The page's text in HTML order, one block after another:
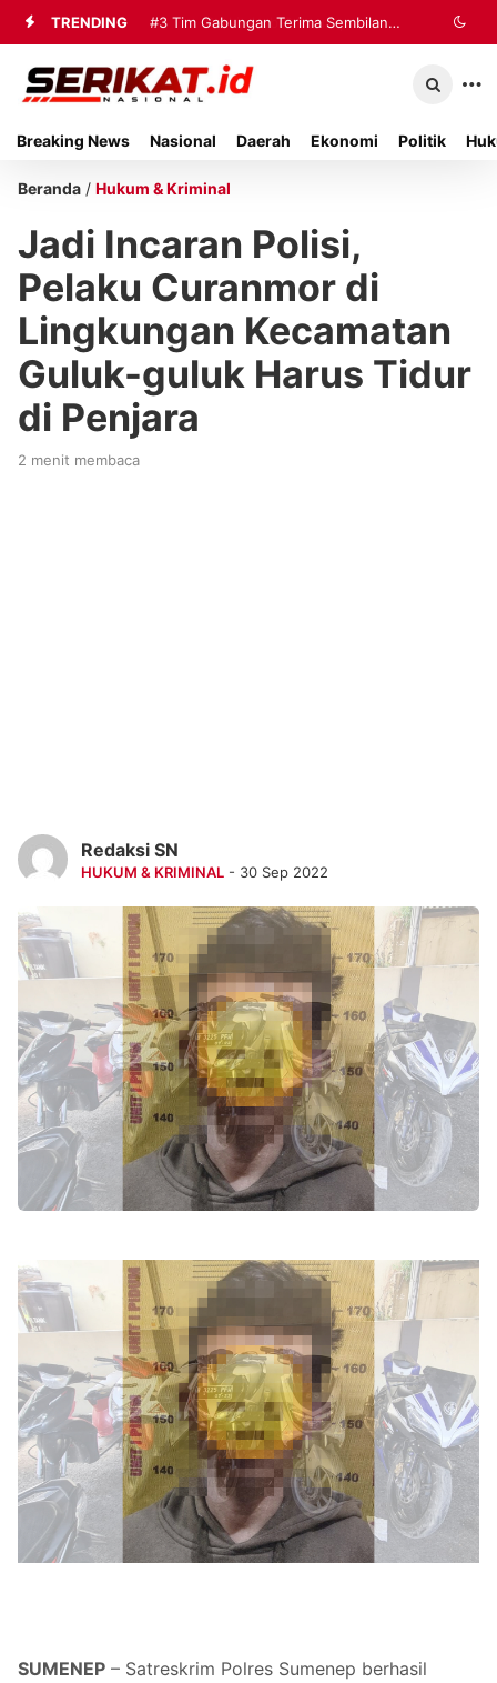
TRENDING #3 Tim Gabungan Terima Sembilan
Korban Evakuasi KM Mutiara Sentosa
Breaking News Nasional Daerah Ekonomi Politik
Beranda / Hukum & Kriminal
Jadi Incaran Polisi,
Pelaku Curanmor di
Lingkungan Kecamatan
Guluk-guluk Harus Tidur
di Penjara
2 menit membaca
Redaksi SN
HUKUM & KRIMINAL - 30 Sep 2022
SUMENEP – Satreskrim Polres Sumenep berhasil